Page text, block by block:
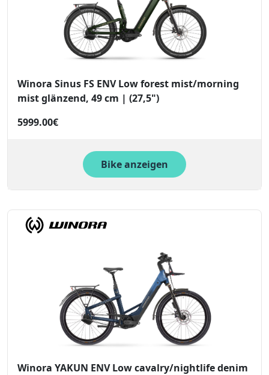
Winora Sinus FS ENV Low forest mist/morning
mist glänzend, 49 cm | (27,5")
5999.00€
Bike anzeigen
Winora YAKUN ENV Low cavalry/nightlife denim